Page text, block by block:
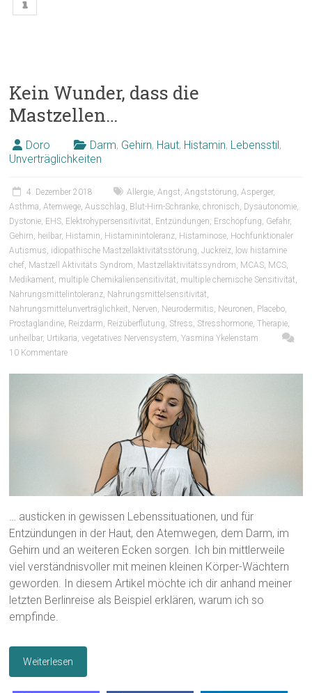
Kein Wunder, dass die
Mastzellen…
Doro Darm, Gehirn, Haut, Histamin, Lebensstil ,
Unverträglichkeiten
4. Dezember 2018 Allergie,Angst,Angststörung,Asperger,
Asthma,Atemwege,Ausschlag, Blut-Hirn-Schranke,chronisch, Dysautonomie,
Dystonie, EHS, Elektrohypersensitivität, Entzündungen, Erschöpfung, Gefahr,
Gehirn, heilbar, Histamin, Histaminintoleranz, Histaminose, Hochfunktionaler
Autismus, idiopathische Mastzellaktivitätsstörung,Juckreiz, low histamine
chef, Mastzell Aktivitäts Syndrom, Mastzellaktivitätssyndrom, MCAS, MCS,
Medikament, multiple Chemikaliensensitivität, multiple chemische Sensitivität,
Nahrungsmittelintoleranz, Nahrungsmittelsensitivität,
Nahrungsmittelunverträglichkeit, Nerven, Neurodermitis, Neuronen, Placebo,
Prostaglandine, Reizdarm, Reizüberflutung, Stress, Stresshormone,Therapie,
unheilbar, Urtikaria,vegetatives Nervensystem,Yasmina Ykelenstam
10 Kommentare
… austicken in gewissen Lebenssituationen, und für
Entzündungen in der Haut, den Atemwegen, dem Darm, im
Gehirn und an weiteren Ecken sorgen. Ich bin mittlerweile
viel verständnisvoller mit meinen kleinen Körper-Wächtern
geworden. In diesem Artikel möchte ich dir anhand meiner
letzten Berlinreise als Beispiel erklären, warum ich so
empfinde.
Weiterlesen